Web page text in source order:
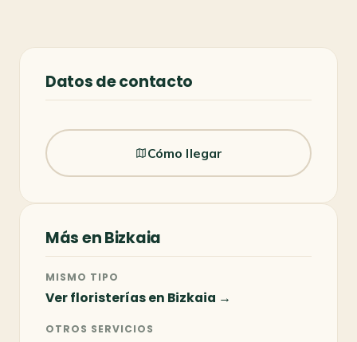
Datos de contacto
Cómo llegar
Más en Bizkaia
MISMO TIPO
Ver floristerías en Bizkaia →
OTROS SERVICIOS